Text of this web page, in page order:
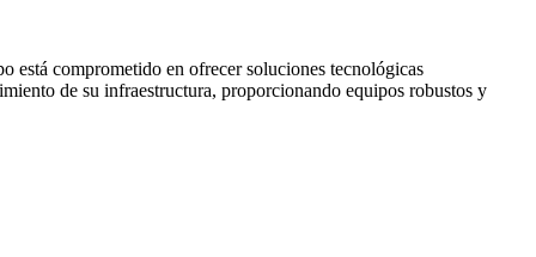
está comprometido en ofrecer soluciones tecnológicas
de su infraestructura, proporcionando equipos robustos y